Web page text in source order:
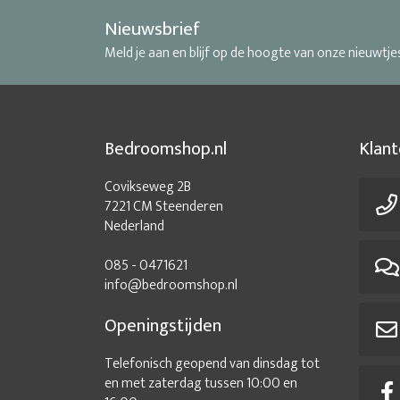
Nieuwsbrief
Meld je aan en blijf op de hoogte van onze
Bedroomshop.nl
Covikseweg 2B
7221 CM Steenderen
Nederland
085 - 0471621
info@bedroomshop.nl
Openingstijden
Telefonisch geopend van dinsdag tot
en met zaterdag tussen 10:00 en